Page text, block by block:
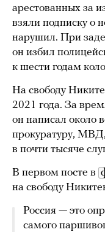
арестованных за
взяли подписку о
нарушил. При
он избил
к шести годам
На свободу
2021 года. За
он написал около
прокуратуру,
в почти тысяче
В первом посте в
на свободу
Россия — это
самого